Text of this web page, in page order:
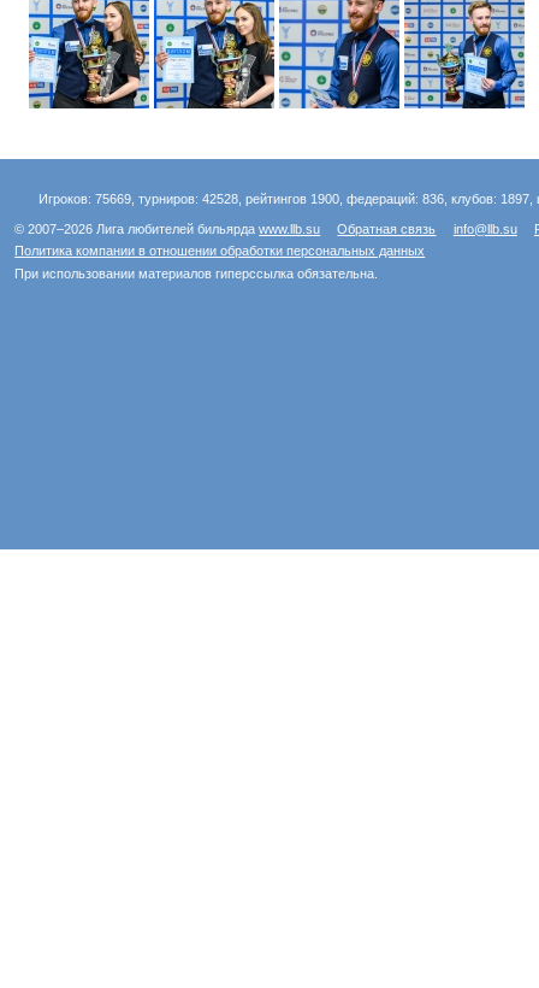
Игроков: 75669, турниров: 42528, рейтингов 1900, федераций: 836, клубов:
© 2007–2026 Лига любителей бильярдаwww.llb.su Обратная связь info@llb.su
Политика компании в отношении обработки персональных данных
При использовании материалов гиперссылка обязательна.